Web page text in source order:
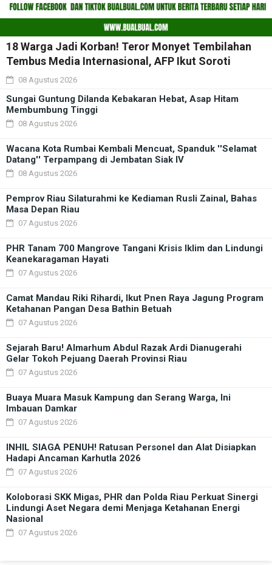
18 Warga Jadi Korban! Teror Monyet Tembilahan
Tembus Media Internasional, AFP Ikut Soroti
08 Agustus 2026
Sungai Guntung Dilanda Kebakaran Hebat, Asap Hitam
Membumbung Tinggi
08 Agustus 2026
Wacana Kota Rumbai Kembali Mencuat, Spanduk ''Selamat
Datang'' Terpampang di Jembatan Siak IV
08 Agustus 2026
Pemprov Riau Silaturahmi ke Kediaman Rusli Zainal, Bahas
Masa Depan Riau
07 Agustus 2026
PHR Tanam 700 Mangrove Tangani Krisis Iklim dan Lindungi
Keanekaragaman Hayati
07 Agustus 2026
Camat Mandau Riki Rihardi, Ikut Pnen Raya Jagung Program
Ketahanan Pangan Desa Bathin Betuah
07 Agustus 2026
Sejarah Baru! Almarhum Abdul Razak Ardi Dianugerahi
Gelar Tokoh Pejuang Daerah Provinsi Riau
07 Agustus 2026
Buaya Muara Masuk Kampung dan Serang Warga, Ini
Imbauan Damkar
07 Agustus 2026
INHIL SIAGA PENUH! Ratusan Personel dan Alat Disiapkan
Hadapi Ancaman Karhutla 2026
07 Agustus 2026
Koloborasi SKK Migas, PHR dan Polda Riau Perkuat Sinergi
Lindungi Aset Negara demi Menjaga Ketahanan Energi
Nasional
07 Agustus 2026